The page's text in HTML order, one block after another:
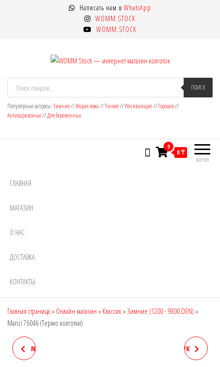
Написать нам в WhatsApp
WOMM.STOCK
WOMM.STOCK
WOMM Stock — интернет магазин
колготок
Колготки MANZI, Naja Street тонкие,
фантазийные, чулки, лосины
Поиск
товаров ПОИСК
Популярные запросы:Зимние//Вторая кожа//Тонкие//Утягивающие//Горошек//
Антиварикозные//Для беременных
МЕНЮ
0
0 ₸
ГЛАВНАЯ
МАГАЗИН
О НАС
ДОСТАВКА
КОНТАКТЫ
Главная страница » Онлайн магазин » Классик»Зимние (1200 - 9800 DEN) »
Manzi 76046 (Термо колготки)
NAJA STREET E2129, DEN: 40 NAJA STREET 304A (БАМБУК